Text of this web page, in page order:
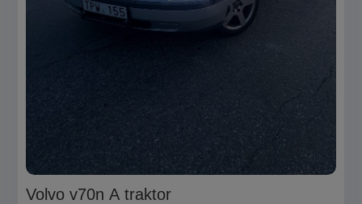
Volvo v70n A traktor